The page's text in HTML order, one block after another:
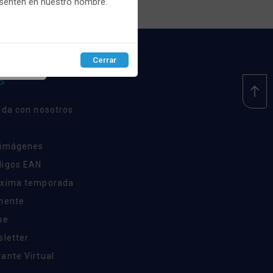
con nosotros
EAN
temporada
Virtual
Cerrar